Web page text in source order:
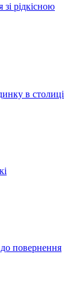
рідкісною
в столиці
повернення